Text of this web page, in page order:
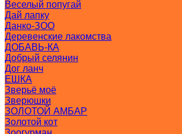
Веселый попугай
Дай лапку
Данко-ЗОО
Деревенские лакомства
ДОБАВЬ-КА
Добрый селянин
Дог ланч
ЕШКА
Зверьё моё
Зверюшки
ЗОЛОТОЙ АМБАР
Золотой кот